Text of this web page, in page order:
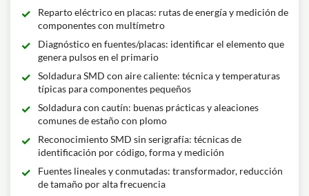
Reparto eléctrico en placas: rutas de energía y medición de
componentes con multímetro
Diagnóstico en fuentes/placas: identificar el elemento que
genera pulsos en el primario
Soldadura SMD con aire caliente: técnica y temperaturas
típicas para componentes pequeños
Soldadura con cautín: buenas prácticas y aleaciones
comunes de estaño con plomo
Reconocimiento SMD sin serigrafía: técnicas de
identificación por código, forma y medición
Fuentes lineales y conmutadas: transformador, reducción
de tamaño por alta frecuencia